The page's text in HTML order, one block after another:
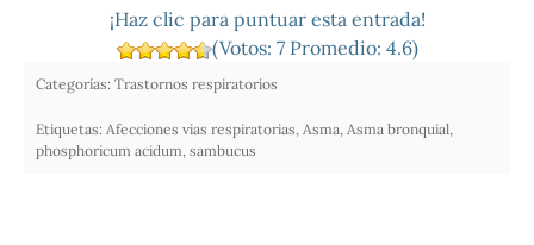
¡Haz clic para puntuar esta entrada!
(Votos: 7Promedio: 4.6)
Categorías: Trastornos respiratorios
Etiquetas: Afecciones vias respiratorias, Asma, Asma bronquial,
phosphoricum acidum, sambucus